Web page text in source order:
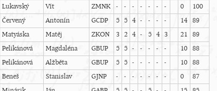
Lukavský Vít ZMNK - - - - - - - 0
100
Červený Antonín GCDP 5 5 4 - - - - 14 89
Matyáska Matěj ZKON 3 2 4 - 5 4 3 21
89
Pelikánová Magdaléna GBUP 5 5 - - - - - 10 88
Pelikánová Alžběta GBUP 5 5 - - - - - 10 88
Beneš Stanislav GJNP - - - - - - - 0
87